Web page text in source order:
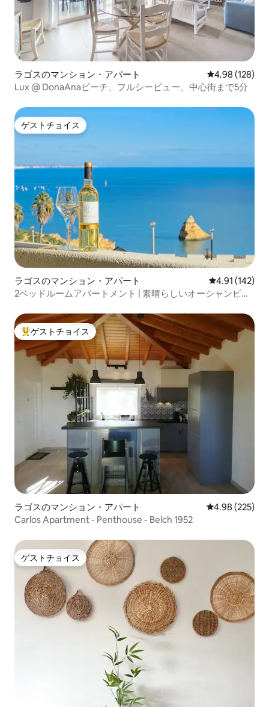
ラゴスのマンション・アパート レビュー128
4.98 (128)
Lux @ DonaAnaビーチ、フルシービュー、中心街まで5分
ゲストチョイス
ゲストチョイス
ラゴスのマンション・アパート レビュー142
4.91 (142)
2ベッドルームアパートメント | 素晴らしいオーシャンビュ
大好評のゲストチョイスです。
ゲストチョイス
ラゴスのマンション・アパート レビュー225
4.98 (225)
Carlos Apartment - Penthouse - Belch 1952
ゲストチョイス
ゲストチョイス